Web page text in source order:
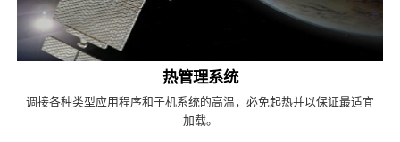
热管理系统
调接各种类型应用程序和子机系统的高温，必免起热并以保证最适宜
加载。